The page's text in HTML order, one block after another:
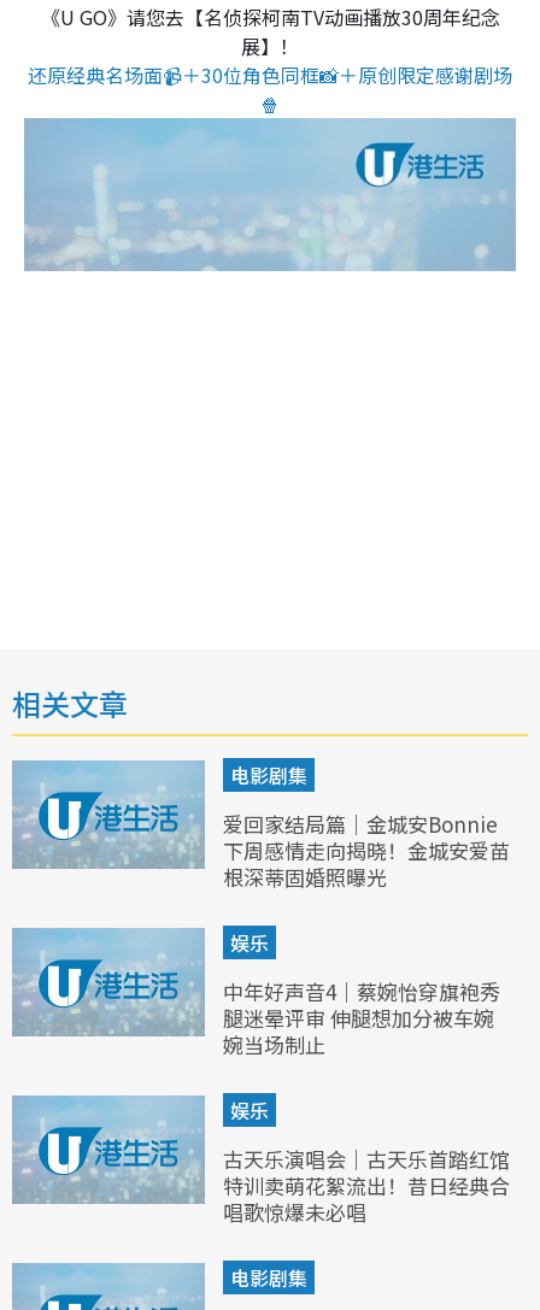
《U GO》请您去【名侦探柯南TV动画播放30周年纪念
展】！
还原经典名场面📹＋30位角色同框📸＋原创限定感谢剧场
🍿
相关文章
电影剧集
爱回家结局篇｜金城安Bonnie
下周感情走向揭晓！金城安爱苗
根深蒂固婚照曝光
娱乐
中年好声音4｜蔡婉怡穿旗袍秀
腿迷晕评审 伸腿想加分被车婉
婉当场制止
娱乐
古天乐演唱会｜古天乐首踏红馆
特训卖萌花絮流出！昔日经典合
唱歌惊爆未必唱
电影剧集